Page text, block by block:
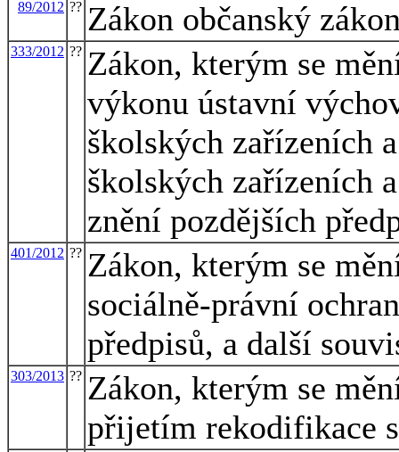
89/2012 ?? Zákon občanský
333/2012 ?? Zákon, kterým se
výkonu ústavní
školských zařízeních
školských zařízeních
znění pozdějších
401/2012 ?? Zákon, kterým se
sociálně-právní
předpisů, a další
303/2013 ?? Zákon, kterým se
přijetím rekodifikace